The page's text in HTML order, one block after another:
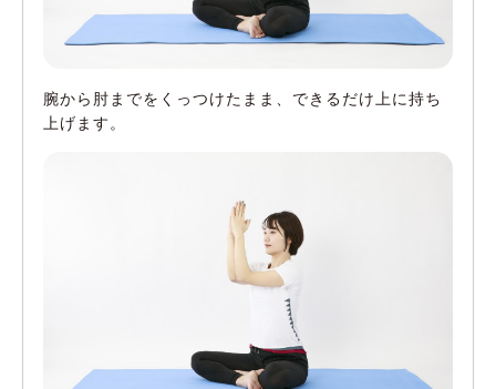
腕から肘までをくっつけたまま、できるだけ上に持ち
上げます。